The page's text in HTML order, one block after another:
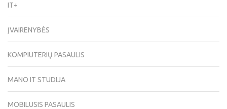
IT+
ĮVAIRENYBĖS
KOMPIUTERIŲ PASAULIS
MANO IT STUDIJA
MOBILUSIS PASAULIS